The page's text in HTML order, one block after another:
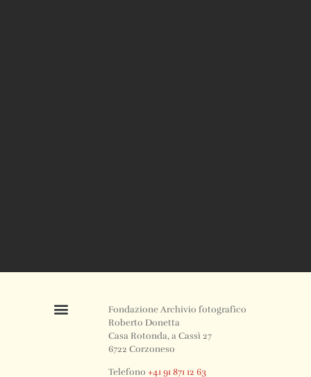
Fondazione Archivio fotografico
Roberto Donetta
Casa Rotonda, a Cassì 27
6722 Corzoneso
Telefono+41 91 871 12 63